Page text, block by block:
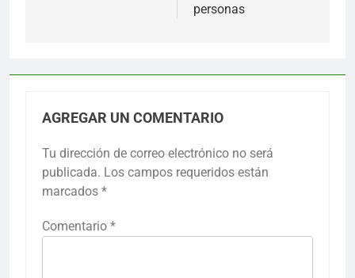
personas
AGREGAR UN COMENTARIO
Tu dirección de correo electrónico no será
publicada. Los campos requeridos están
marcados *
Comentario *